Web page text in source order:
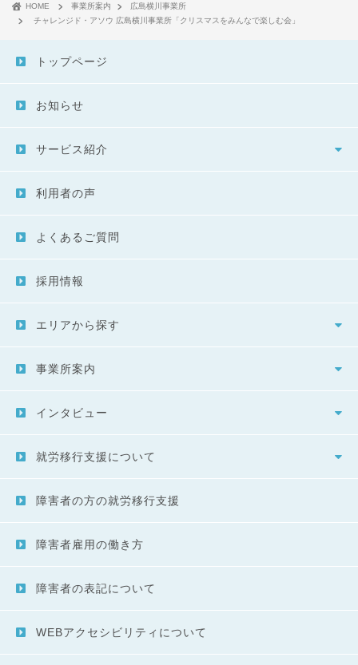
HOME 事業所案内
広島横川事業所
チャレンジド・アソウ 広島横川事業所「クリスマスをみんなで楽しむ会」
トップページ
お知らせ
サービス紹介
利用者の声
よくあるご質問
採用情報
エリアから探す
事業所案内
インタビュー
就労移行支援について
障害者の方の就労移行支援
障害者雇用の働き方
障害者の表記について
WEBアクセシビリティについて